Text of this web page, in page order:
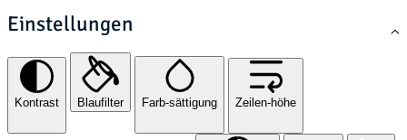
Einstellungen
Kontrast Blaufilter Farb-sättigung Zeilen-höhe